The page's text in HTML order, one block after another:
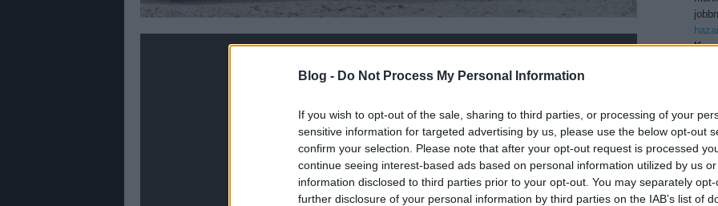
Blog - Do Not Process My Personal Information
If you wish to opt-out of the sale, sharing to third parties, or processing of your
sensitive information for targeted advertising by us, please use the below opt-out
confirm your selection. Please note that after your opt-out request is processed
continue seeing interest-based ads based on personal information utilized by us
information disclosed to third parties prior to your opt-out. You may separately
further disclosure of your personal information by third parties on the IAB’s list of
bd